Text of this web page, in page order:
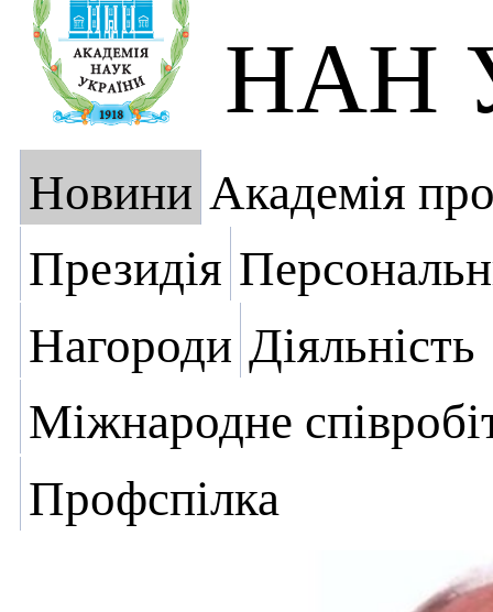
НАН
Новини Академія
Президія
Нагороди Діяльність
Міжнародне
Профспілка